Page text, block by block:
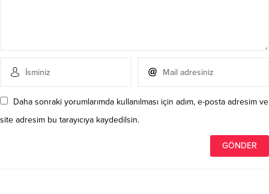
Daha sonraki yorumlarımda kullanılması için adım, e-posta adresim ve
site adresim bu tarayıcıya kaydedilsin.